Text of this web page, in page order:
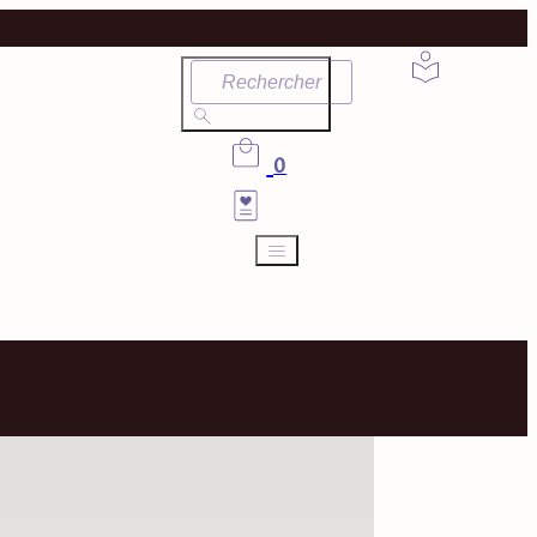
Rechercher
0